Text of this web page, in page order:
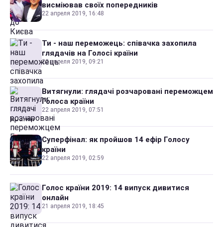
висміював своїх попередників
22 апреля 2019, 16:48
Ти - наш переможець: співачка захопила
глядачів на Голосі країни
22 апреля 2019, 09:21
Витягнули: глядачі розчаровані переможцем
Голоса країни
22 апреля 2019, 07:51
Суперфінал: як пройшов 14 ефір Голосу
країни
22 апреля 2019, 02:59
Голос країни 2019: 14 випуск дивитися
онлайн
21 апреля 2019, 18:45